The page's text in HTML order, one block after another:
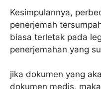
Kesimpulannya,
penerjemah
biasa terletak pada
penerjemahan yang
jika dokumen yang
dokumen medis,